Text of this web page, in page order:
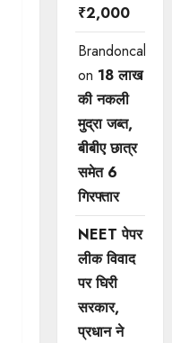
₹2,000
Brandoncah
on 18 लाख
की नकली
मुद्रा जब्त,
बीबीए छात्र
समेत 6
गिरफ्तार
NEET पेपर
लीक विवाद
पर घिरी
सरकार,
प्रधान ने